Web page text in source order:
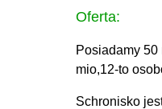
Oferta:
Posiadamy
mio,12-to
Schronisko